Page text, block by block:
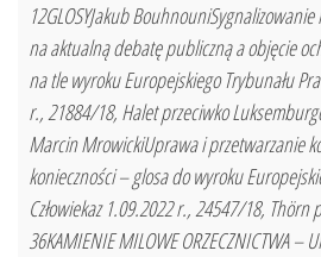
12GLOSYJakub
na aktualną debatę publiczną a objęcie
na tle wyroku Europejskiego Trybunału
r., 21884/18, Halet przeciwko
Marcin MrowickiUprawa i przetwarzanie
konieczności – glosa do wyroku
Człowiekaz 1.09.2022 r., 24547/18, Thörn
36KAMIENIE MILOWE ORZECZNICTWA –